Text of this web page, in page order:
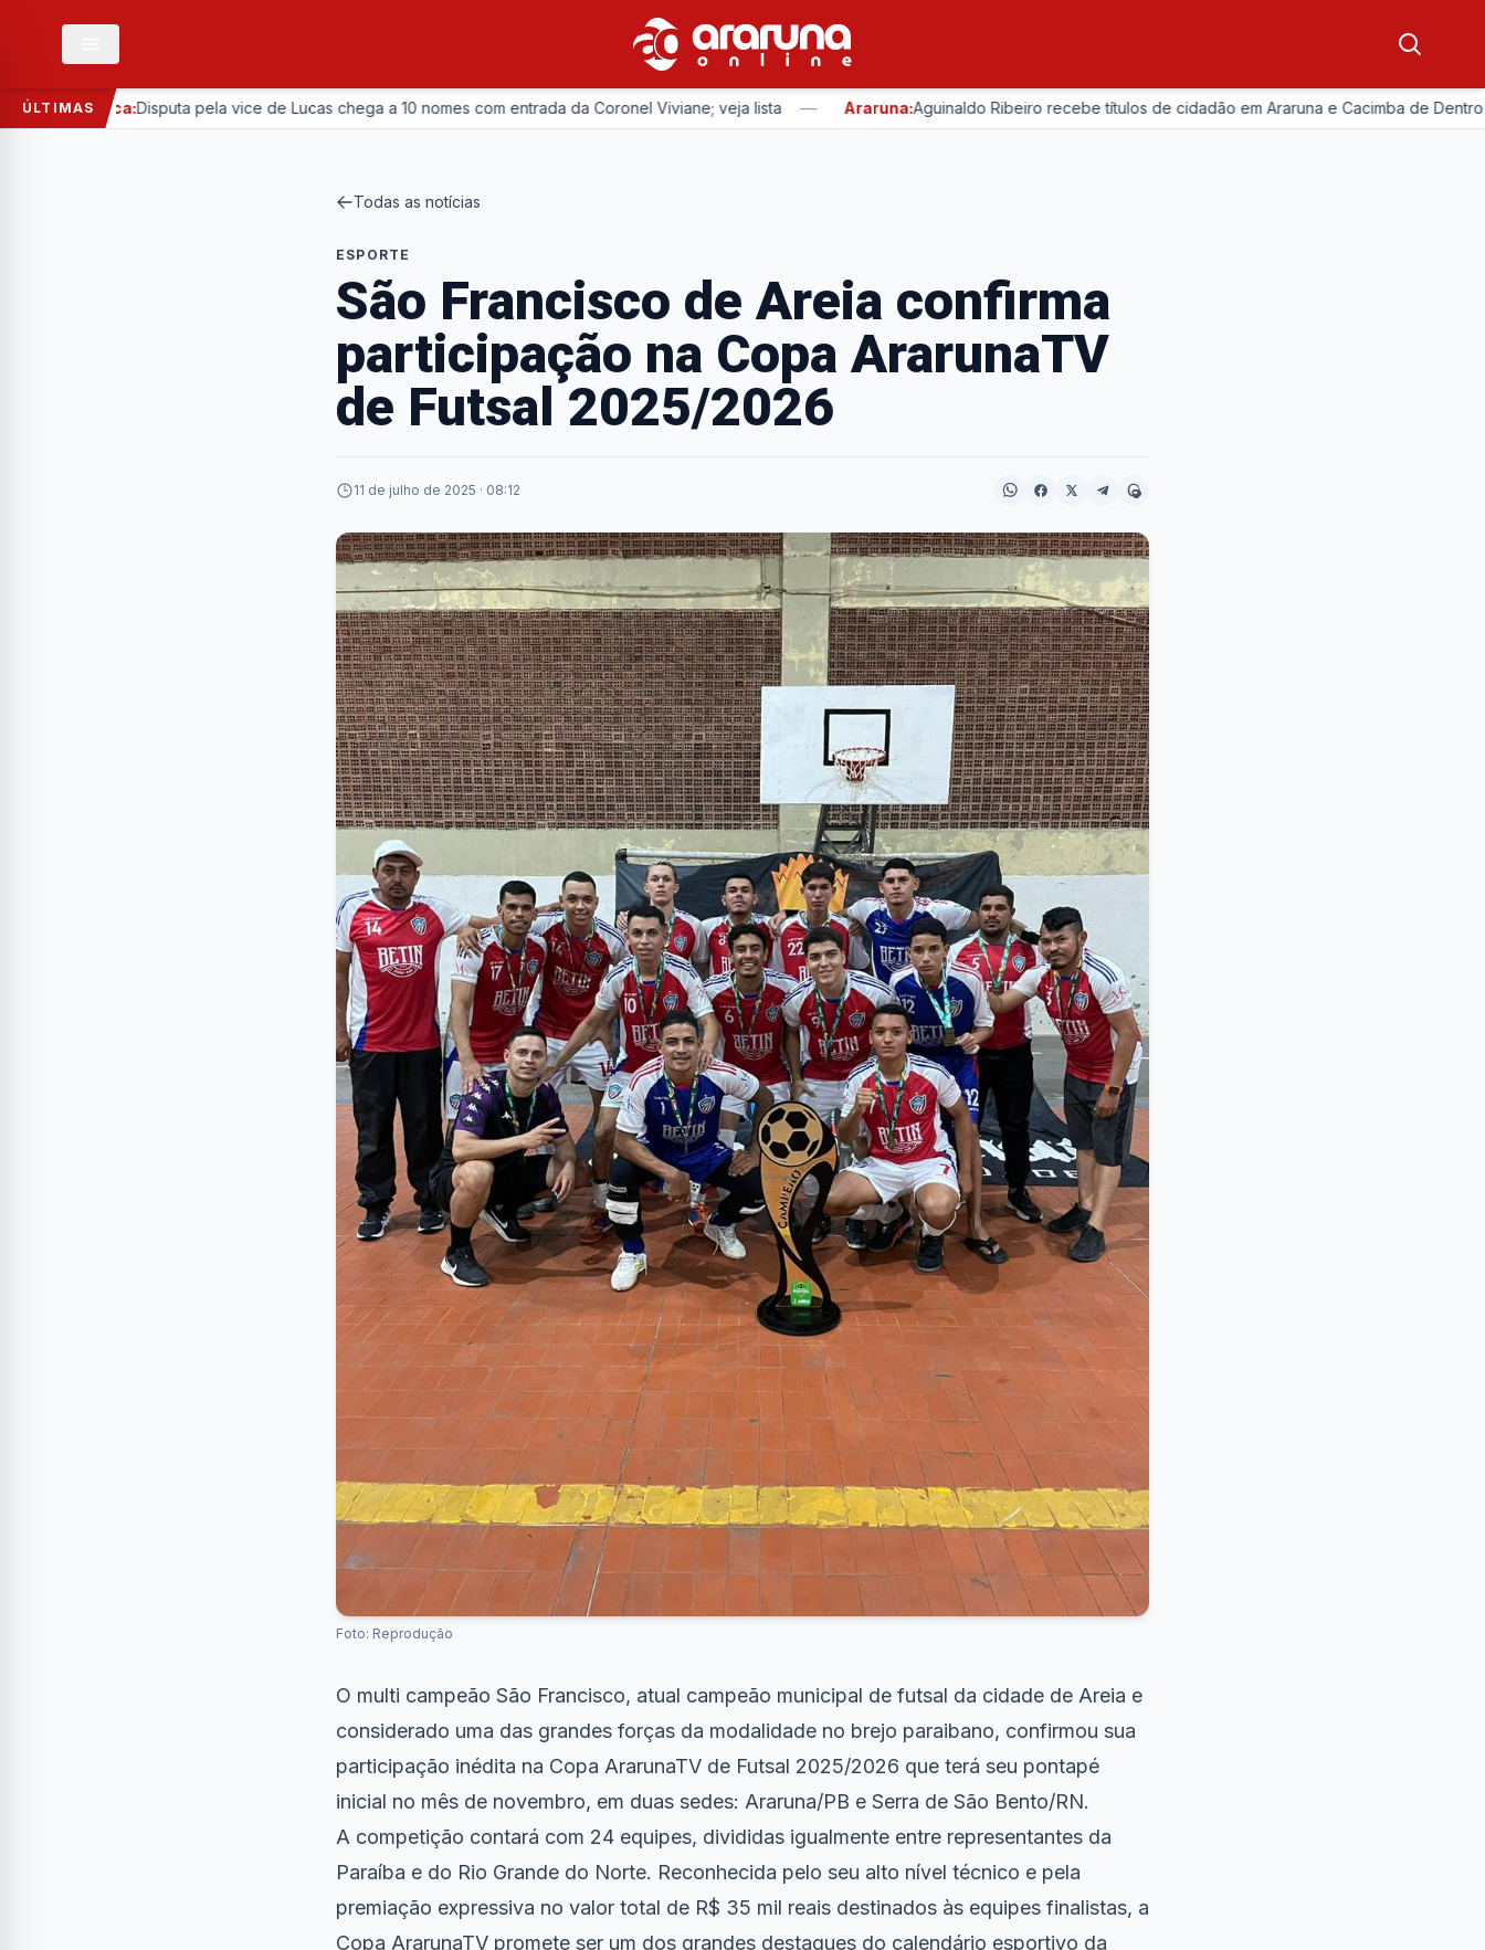
ÚLTIMAS
Política:Disputa pela vice de Lucas chega a 10 nomes com entrada da Coronel Viviane; veja lista — Araruna:Aguinaldo Ribeiro recebe títulos de cidadão em Araruna e Cacimba de Dentro —
Todas as notícias
ESPORTE
São Francisco de Areia confirma
participação na Copa ArarunaTV
de Futsal 2025/2026
11 de julho de 2025 · 08:12
Foto: Reprodução
O multi campeão São Francisco, atual campeão municipal de futsal da cidade de Areia e
considerado uma das grandes forças da modalidade no brejo paraibano, confirmou sua
participação inédita na Copa ArarunaTV de Futsal 2025/2026 que terá seu pontapé
inicial no mês de novembro, em duas sedes: Araruna/PB e Serra de São Bento/RN.
A competição contará com 24 equipes, divididas igualmente entre representantes da
Paraíba e do Rio Grande do Norte. Reconhecida pelo seu alto nível técnico e pela
premiação expressiva no valor total de R$ 35 mil reais destinados às equipes finalistas, a
Copa ArarunaTV promete ser um dos grandes destaques do calendário esportivo da